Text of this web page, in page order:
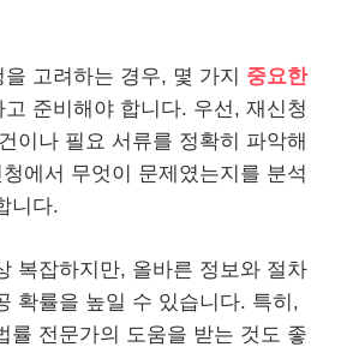
고려하는 경우, 몇 가지 중요한
고 준비해야 합니다. 우선, 재신청
이나 필요 서류를 정확히 파악해
에서 무엇이 문제였는지를 분석
니다.
복잡하지만, 올바른 정보와 절차
확률을 높일 수 있습니다. 특히,
률 전문가의 도움을 받는 것도 좋